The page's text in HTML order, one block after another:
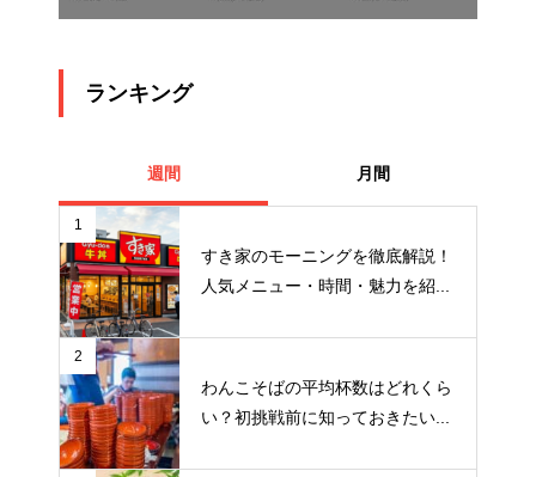
ランキング
週間 月間
1
すき家のモーニングを徹底解説！
人気メニュー・時間・魅力を紹...
2
わんこそばの平均杯数はどれくら
い？初挑戦前に知っておきたい...